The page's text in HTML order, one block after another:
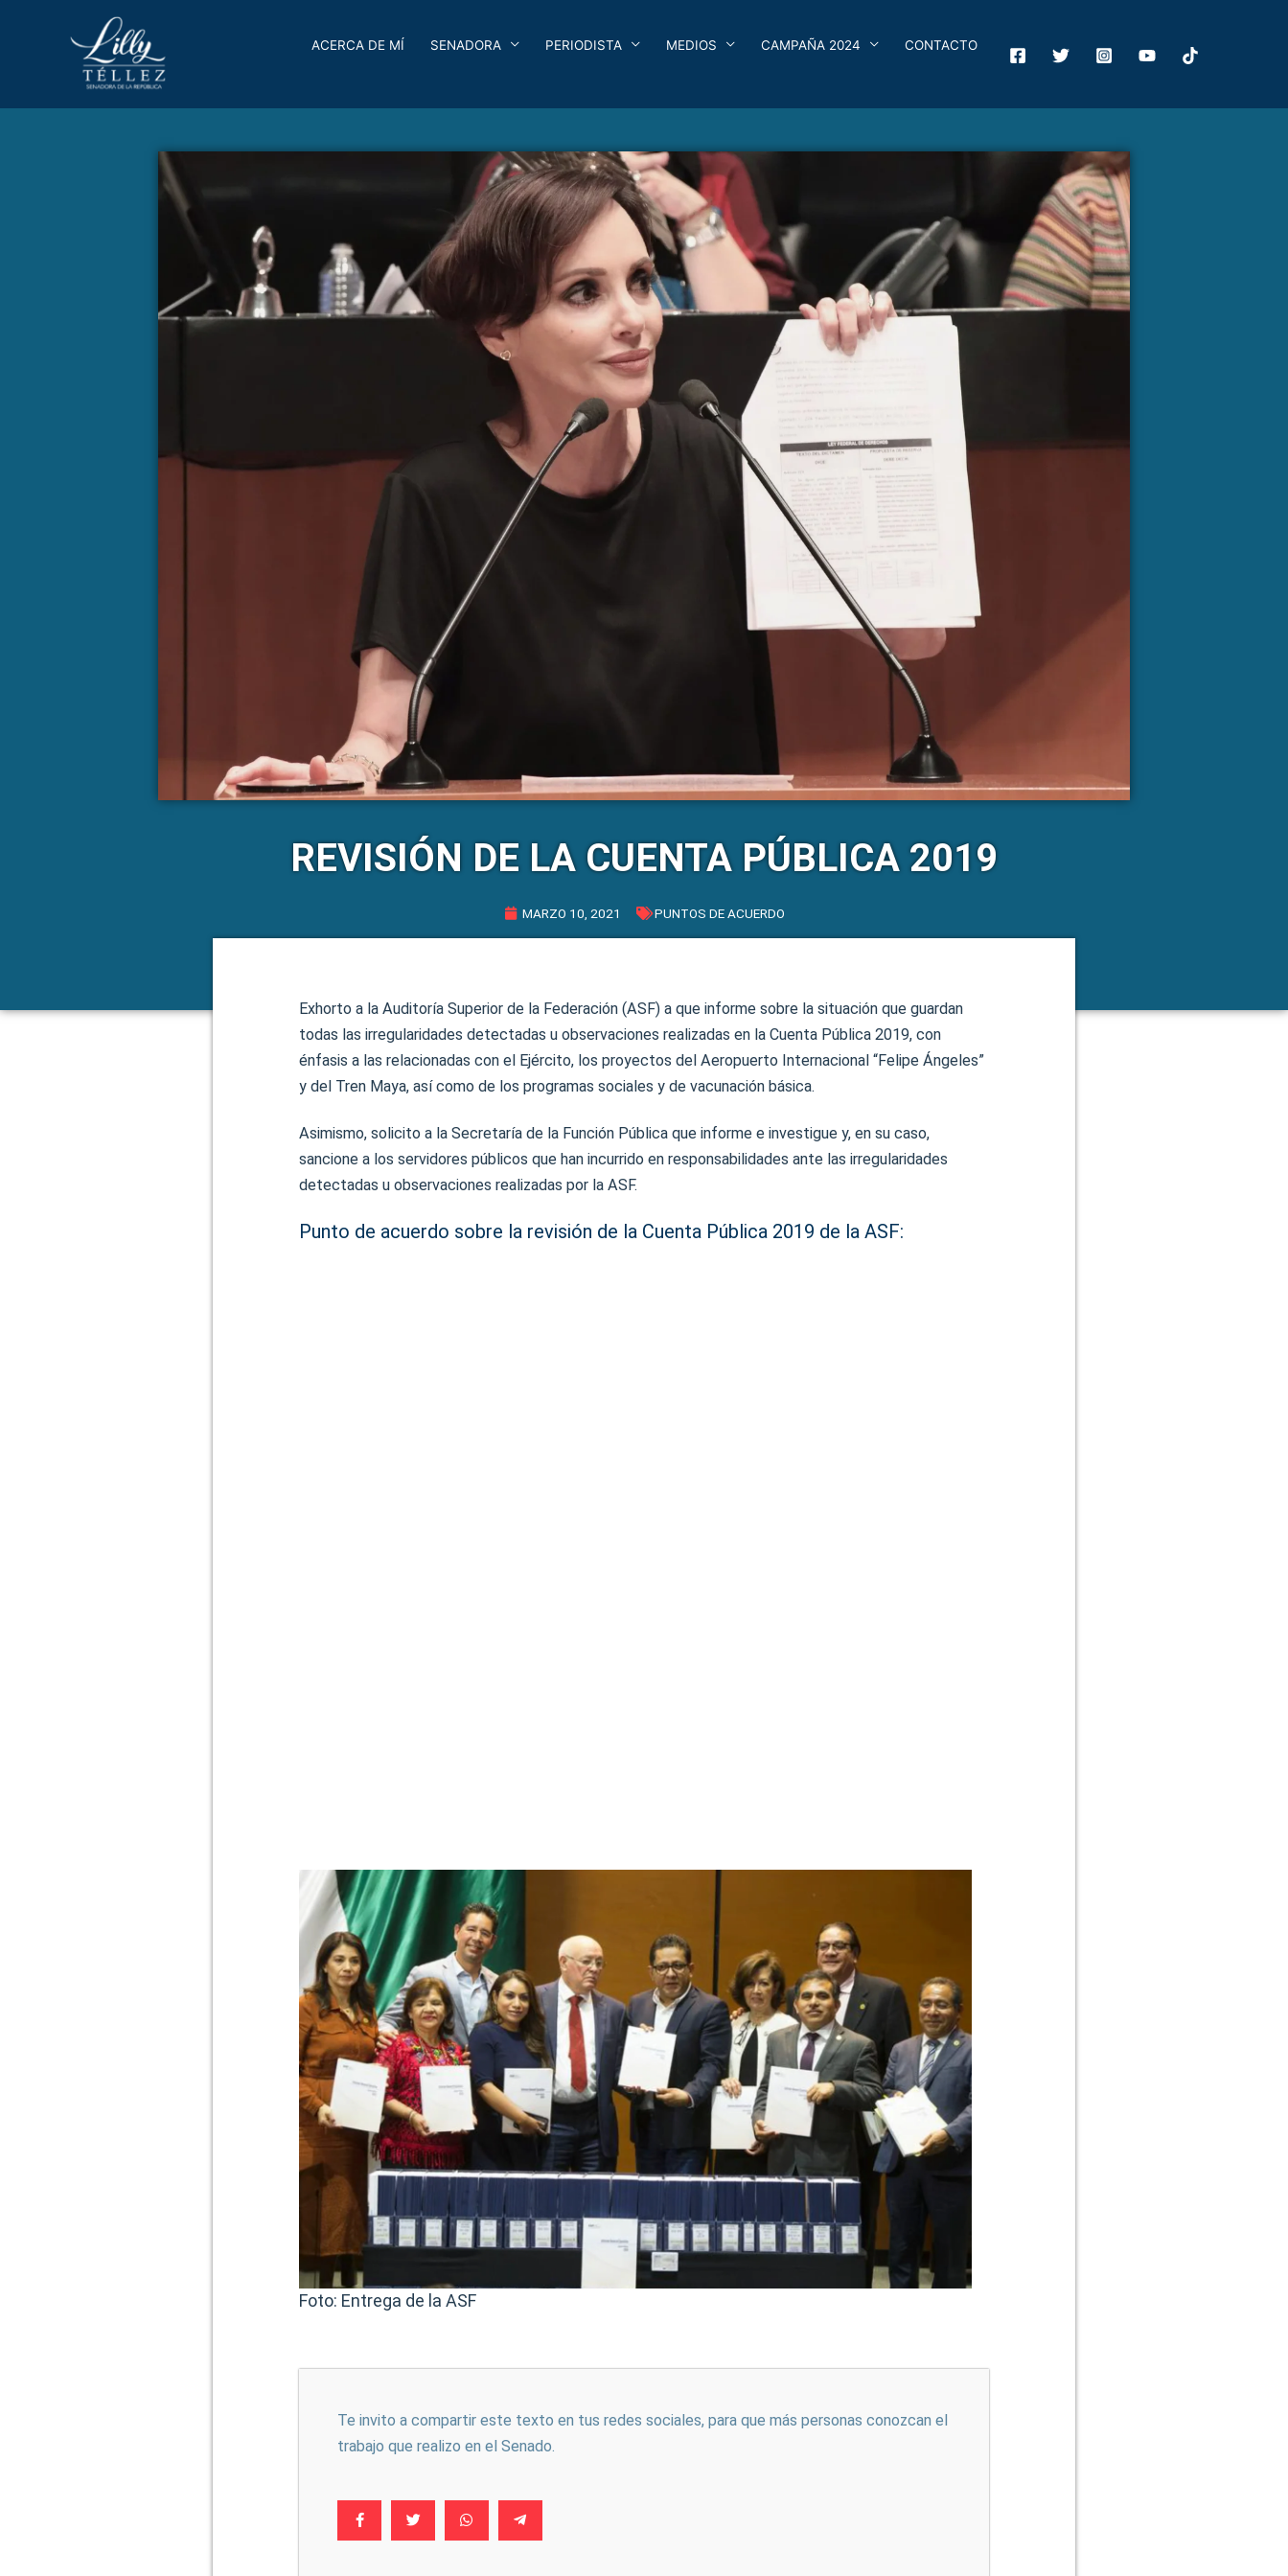
ACERCA DE MÍ SENADORA PERIODISTA MEDIOS CAMPAÑA 2024 CONTACTO
REVISIÓN DE LA CUENTA PÚBLICA 2019
MARZO 10, 2021 PUNTOS DE ACUERDO
Exhorto a la Auditoría Superior de la Federación (ASF) a que informe sobre la situación que guardan
todas las irregularidades detectadas u observaciones realizadas en la Cuenta Pública 2019, con
énfasis a las relacionadas con el Ejército, los proyectos del Aeropuerto Internacional “Felipe Ángeles”
y del Tren Maya, así como de los programas sociales y de vacunación básica.
Asimismo, solicito a la Secretaría de la Función Pública que informe e investigue y, en su caso,
sancione a los servidores públicos que han incurrido en responsabilidades ante las irregularidades
detectadas u observaciones realizadas por la ASF.
Punto de acuerdo sobre la revisión de la Cuenta Pública 2019 de la ASF:
Foto: Entrega de la ASF
Te invito a compartir este texto en tus redes sociales, para que más personas conozcan el
trabajo que realizo en el Senado.